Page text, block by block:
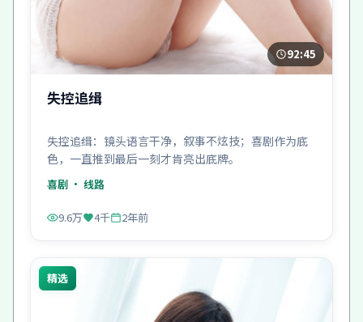
92:45
失控追缉
失控追缉：镜头语言干净，叙事不炫技；喜剧作为底
色，一直推到最后一刻才肯亮出底牌。
喜剧 · 线路
9.6万 4千 2年前
精选